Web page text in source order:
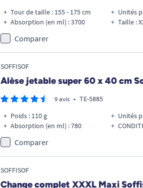
Tour de taille : 155 - 175 cm
Absorption (en ml) : 3700
Unités
Taille :
Comparer
SOFFISOF
Alèse jetable super 60 x 40 cm
9 avis • TE-5885
Poids : 110 g
Absorption (en ml) : 780
Unités
Comparer
SOFFISOF
Change complet XXXL Maxi